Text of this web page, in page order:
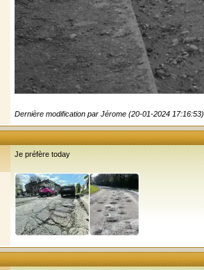
Dernière modification par Jérome (20-01-2024 17:16:53)
Je préfère today